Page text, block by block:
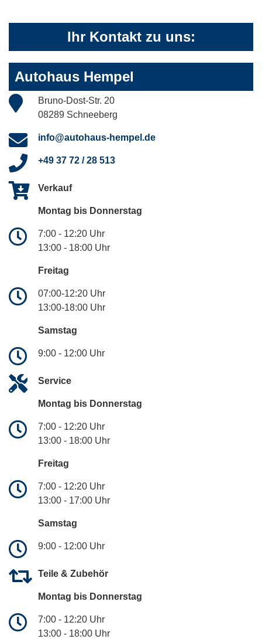
Ihr Kontakt zu uns:
Autohaus Hempel
Bruno-Dost-Str. 20
08289 Schneeberg
info@autohaus-hempel.de
+49 37 72 / 28 513
Verkauf
Montag bis Donnerstag
7:00 - 12:20 Uhr
13:00 - 18:00 Uhr
Freitag
07:00-12:20 Uhr
13:00-18:00 Uhr
Samstag
9:00 - 12:00 Uhr
Service
Montag bis Donnerstag
7:00 - 12:20 Uhr
13:00 - 18:00 Uhr
Freitag
7:00 - 12:20 Uhr
13:00 - 17:00 Uhr
Samstag
9:00 - 12:00 Uhr
Teile & Zubehör
Montag bis Donnerstag
7:00 - 12:20 Uhr
13:00 - 18:00 Uhr